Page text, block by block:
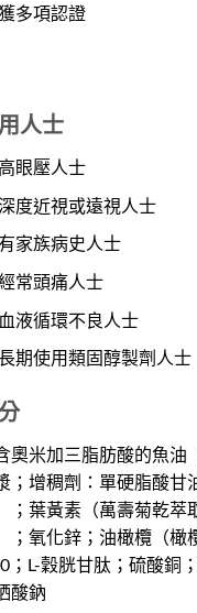
多項認證
人士
眼壓人士
度近視或遠視人士
家族病史人士
常頭痛人士
液循環不良人士
期使用類固醇製劑人士
奧米加三脂肪酸的魚油
；增稠劑：單硬脂酸甘
；葉黃素（萬壽菊乾萃
；氧化鋅；油橄欖（橄
；L-穀胱甘肽；硫酸銅
酸鈉